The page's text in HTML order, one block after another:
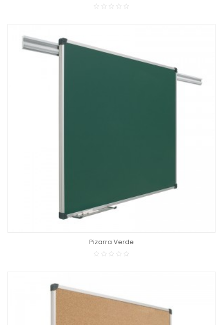
Pizarra Verde